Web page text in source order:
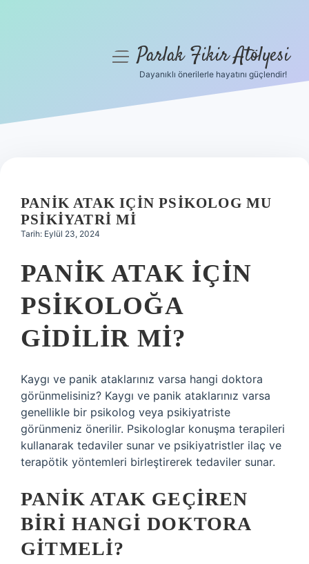
Hakkımızda
menüyüParlak Fikir Atölyesi
Dayanıklı önerilerle hayatını güçlendir!
PANIK ATAK IÇIN PSIKOLOG MU
PSIKIYATRI MI
Tarih: Eylül 23, 2024
PANIK ATAK IÇIN
PSIKOLOĞA
GIDILIR MI?
Kaygı ve panik ataklarınız varsa hangi doktora
görünmelisiniz? Kaygı ve panik ataklarınız varsa
genellikle bir psikolog veya psikiyatriste
görünmeniz önerilir. Psikologlar konuşma terapileri
kullanarak tedaviler sunar ve psikiyatristler ilaç ve
terapötik yöntemleri birleştirerek tedaviler sunar.
PANIK ATAK GEÇIREN
BIRI HANGI DOKTORA
GITMELI?